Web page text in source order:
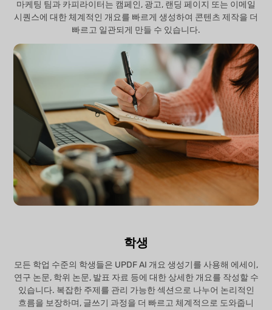
마케팅 팀과 카피라이터는 캠페인, 광고, 랜딩 페이지 또는 이메일
시퀀스에 대한 체계적인 개요를 빠르게 생성하여 콘텐츠 제작을 더
빠르고 일관되게 만들 수 있습니다.
학생
모든 학업 수준의 학생들은 UPDF AI 개요 생성기를 사용해 에세이,
연구 논문, 학위 논문, 발표 자료 등에 대한 상세한 개요를 작성할 수
있습니다. 복잡한 주제를 관리 가능한 섹션으로 나누어 논리적인
흐름을 보장하며, 글쓰기 과정을 더 빠르고 체계적으로 도와줍니